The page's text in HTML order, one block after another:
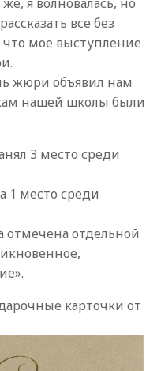
все без
мое выступление
жюри объявил нам
нашей школы были
3 место среди
1 место среди
отдельной
карточки от